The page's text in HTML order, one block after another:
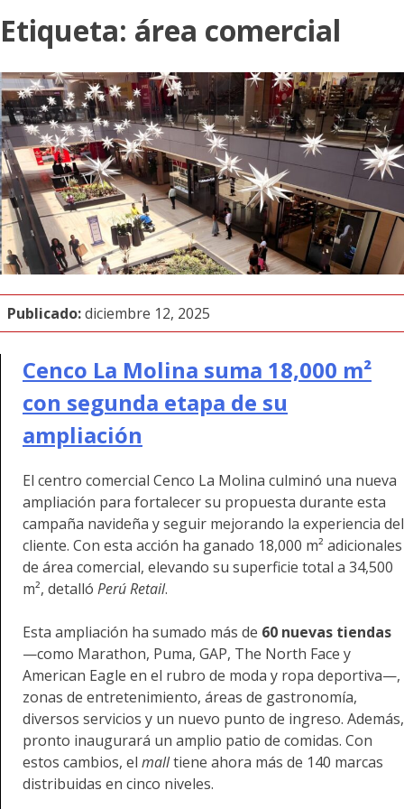
Etiqueta: área comercial
Publicado:diciembre 12, 2025
Cenco La Molina suma 18,000 m²
con segunda etapa de su
ampliación
El centro comercial Cenco La Molina culminó una nueva
ampliación para fortalecer su propuesta durante esta
campaña navideña y seguir mejorando la experiencia del
cliente. Con esta acción ha ganado 18,000 m² adicionales
de área comercial, elevando su superficie total a 34,500
m², detalló Perú Retail.
Esta ampliación ha sumado más de 60 nuevas tiendas
—como Marathon, Puma, GAP, The North Face y
American Eagle en el rubro de moda y ropa deportiva—,
zonas de entretenimiento, áreas de gastronomía,
diversos servicios y un nuevo punto de ingreso. Además,
pronto inaugurará un amplio patio de comidas. Con
estos cambios, el malltiene ahora más de 140 marcas
distribuidas en cinco niveles.